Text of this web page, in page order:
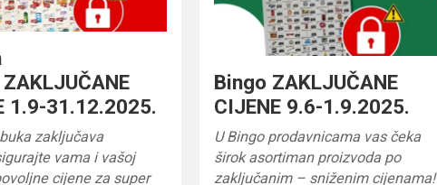
1.9-31.12.2025.
zaključava
vama i vašoj
cijene za super
Bingo ZAKLJUČANE
CIJENE 9.6-1.9.2025.
U Bingo prodavnicama vas čeka
širok asortiman proizvoda po
zaključanim – sniženim cijenama!